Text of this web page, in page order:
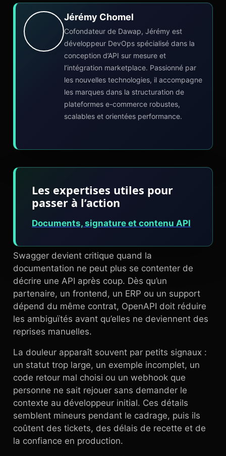
Jérémy Chomel
Cofondateur de Dawap, Jérémy est
développeur DevOps spécialisé dans la
conception d’API sur mesure et
l’intégration marketplace. Passionné par
les nouvelles technologies, il accompagne
les marques dans la structuration de
plateformes e-commerce robustes,
scalables et orientées performance.
Les expertises utiles pour
passer à l’action
Documents, signature et contenu API
Swagger devient critique quand la
documentation ne peut plus se contenter de
décrire une API après coup. Dès qu’un
partenaire, un frontend, un ERP ou un support
dépend du même contrat, OpenAPI doit réduire
les ambiguïtés avant qu’elles ne deviennent des
reprises manuelles.
La douleur apparaît souvent par petits signaux :
un statut trop large, un exemple incomplet, un
code retour mal choisi ou un webhook que
personne ne sait rejouer sans demander le
contexte au développeur initial. Ces détails
semblent mineurs pendant le cadrage, puis ils
coûtent des tickets, des délais de recette et de
la confiance en production.